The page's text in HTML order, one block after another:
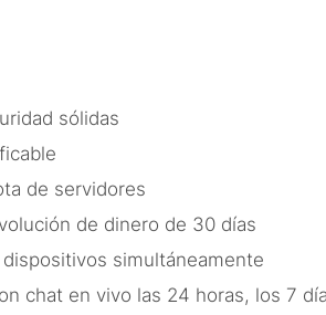
sólidas
de servidores
de dinero de 30 días
simultáneamente
chat en vivo las 24 horas, los 7